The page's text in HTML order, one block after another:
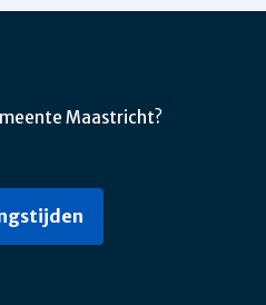
Maastricht?